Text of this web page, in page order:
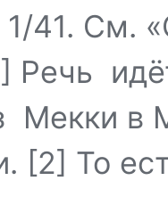
41. См.
Речь
Мекки в
[2] То